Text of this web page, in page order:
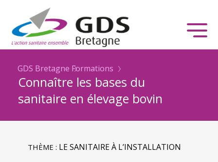
GDS Bretagne Formations
Connaître les bases du
sanitaire en élevage bovin
THÈME : LE SANITAIRE À L’INSTALLATION